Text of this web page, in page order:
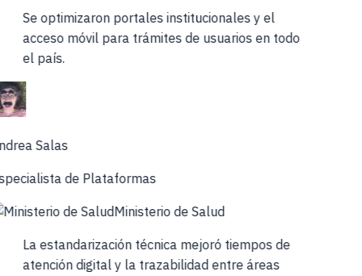
Se optimizaron portales institucionales y el
acceso móvil para trámites de usuarios en todo
el país.
Salas
de Plataformas
Ministerio de Salud
La estandarización técnica mejoró tiempos de
atención digital y la trazabilidad entre áreas